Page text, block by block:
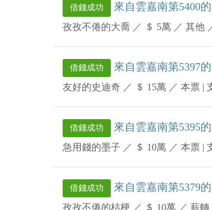
借錢成功 來自雲嘉南第5400
孜孜不倦的大喬 ／ ＄ 5萬 ／ 其他
借錢成功 來自雲嘉南第5397
友好的史迪奇 ／ ＄ 15萬 ／ 本票 |
借錢成功 來自雲嘉南第5395
急用錢的墨子 ／ ＄ 10萬 ／ 本票 |
借錢成功 來自雲嘉南第5379
孜孜不倦的桔梗 ／ ＄ 10萬 ／ 薪轉